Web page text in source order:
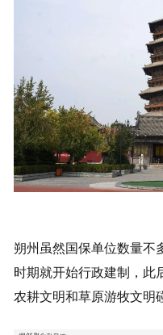
朔州虽然国保单位数量不
时期就开始行政建制，此
农耕文明和草原游牧文明